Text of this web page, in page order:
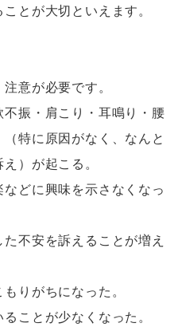
とが大切といえます。
意が必要です。
不振・肩こり・耳鳴り・腰
特に原因がなく、なんと
）が起こる。
などに興味を示さなくなっ
不安を訴えることが増え
りがちになった。
ことが少なくなった。